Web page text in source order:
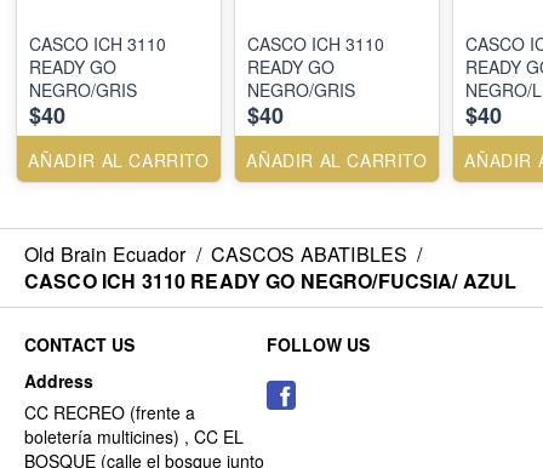
CASCO ICH 3110
READY GO
NEGRO/GRIS
$40
AÑADIR AL CARRITO
CASCO ICH 3110
READY GO
NEGRO/GRIS
$40
AÑADIR AL CARRITO
CASCO
READY
NEGRO/
$40
AÑADIR
Old Brain Ecuador / CASCOS ABATIBLES /
CASCO ICH 3110 READY GO NEGRO/FUCSIA/ AZUL
CONTACT US
Address
CC RECREO (frente a
boletería multicines) , CC EL
BOSQUE (calle el bosque junto
FOLLOW US